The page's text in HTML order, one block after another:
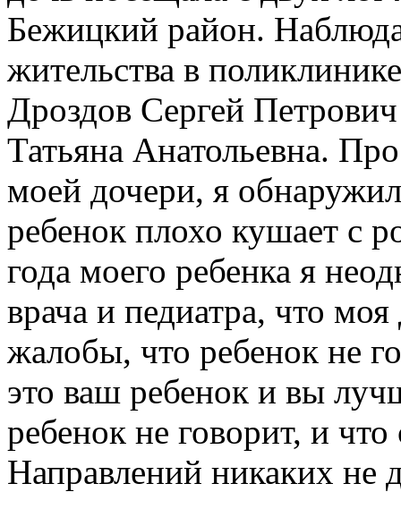
Бежицкий район.
жительства в
Дроздов Сергей
Татьяна Анатольевна.
моей дочери, я
ребенок плохо кушает с
года моего ребенка я
врача и педиатра, что
жалобы, что ребенок не
это ваш ребенок и вы
ребенок не говорит, и что
Направлений никаких не